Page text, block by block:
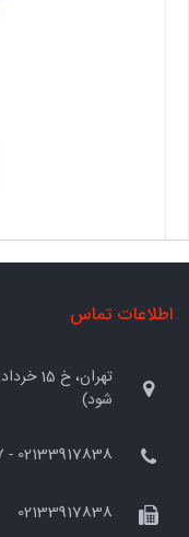
اطلاعات تماس
شود)
02133917838 - 09012711727
02133917838